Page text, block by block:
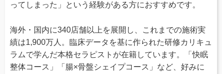
ってしまった」という経験がある方におすすめです。
海外・国内に340店舗以上を展開し、これまでの施術実
績は1,900万人。臨床データを基に作られた研修カリキュ
ラムで学んだ本格セラピストが在籍しています。「快眠
整体コース」「腸×骨盤シェイプコース」など、好みに